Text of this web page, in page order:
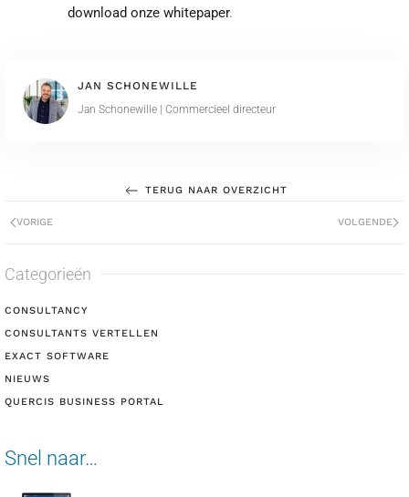
download onze whitepaper.
JAN SCHONEWILLE
Jan Schonewille | Commercieel directeur
TERUG NAAR OVERZICHT
VORIGE VOLGENDE
Categorieën
CONSULTANCY
CONSULTANTS VERTELLEN
EXACT SOFTWARE
NIEUWS
QUERCIS BUSINESS PORTAL
Snel naar…